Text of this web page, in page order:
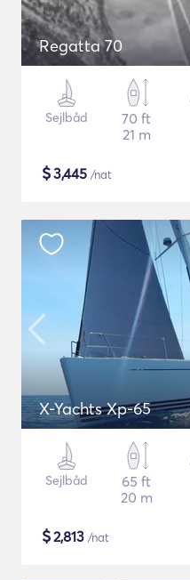
Regatta 70
Sejlbåd
70 ft
21 m
$3,445 /nat
X-Yachts Xp-65
Sejlbåd
65 ft
20 m
$2,813 /nat